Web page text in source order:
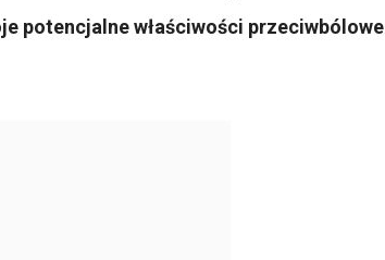
potencjalne właściwości przeciwbólowe